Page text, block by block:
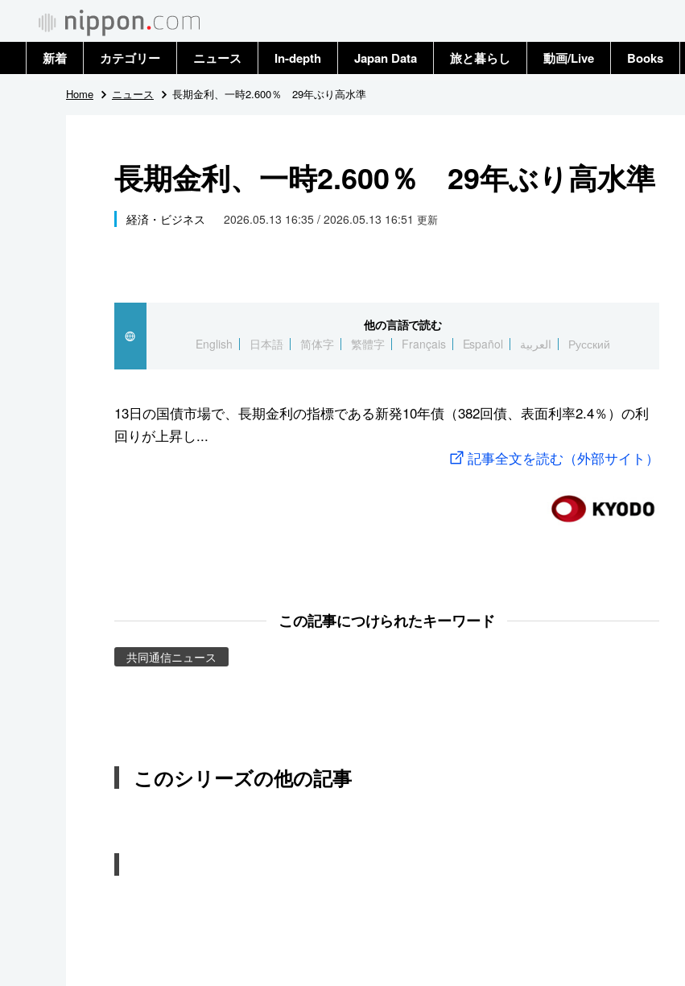
新着 カテゴリー
政治・外交
国際
科学・技術
暮らし
ニュース
トップ
In-depth Japan Data 旅と暮らし 動画/Live Books
Home ニュース 長期金利、一時2.600％ 29年ぶり高水準
長期金利、一時2.600％ 29年ぶり高水準
経済・ビジネス 2026.05.13 16:35 / 2026.05.13 16:51 更新
他の言語で読む
English
日本語 简体字 繁體字 Français Español العربية Русский
13日の国債市場で、長期金利の指標である新発10年債（382回債、表面利率2.4％）の利
回りが上昇し...
記事全文を読む（外部サイト）
この記事につけられたキーワード
共同通信ニュース
このシリーズの他の記事